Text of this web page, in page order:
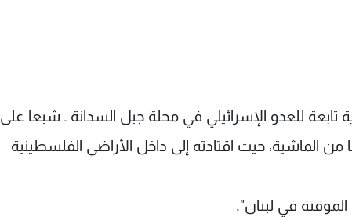
الساعة 14.30 أقدمت دورية تابعة للعدو الإسرائيلي في محلة جبل السدانة ـ شبعا على
حيث اقتادته إلى داخل الأراضي الفلسطينية
في لبنان".